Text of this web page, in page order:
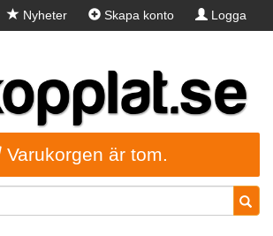
Nyheter Skapa konto Logga
Varukorgen är tom.